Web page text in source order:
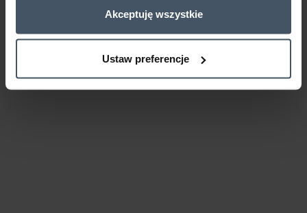
Akceptuję wszystkie
Ustaw preferencje